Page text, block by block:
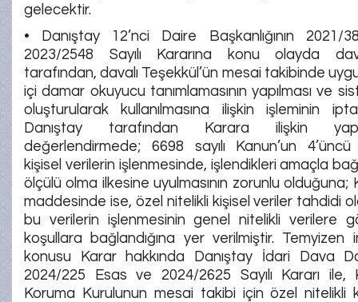
gelecektir.
• Danıştay 12’nci Daire Başkanlığının 2021/
2023/2548 Sayılı Kararına konu olayda
tarafından, davalı Teşekkül’ün mesai takibinde
içi damar okuyucu tanımlamasının yapılması ve
oluşturularak kullanılmasına ilişkin işleminin
Danıştay tarafından Karara ilişkin
değerlendirmede; 6698 sayılı Kanun’un
kişisel verilerin işlenmesinde, işlendikleri amaçla
ölçülü olma ilkesine uyulmasının zorunlu olduğuna;
maddesinde ise, özel nitelikli kişisel veriler tahdidi
bu verilerin işlenmesinin genel nitelikli verilere
koşullara bağlandığına yer verilmiştir. Temyizen
konusu Karar hakkında Danıştay İdari Dava
2024/225 Esas ve 2024/2625 Sayılı Kararı ile,
Koruma Kurulunun mesai takibi için özel nitelikli